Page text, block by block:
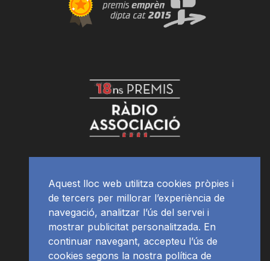
Aquest lloc web utilitza cookies pròpies i
de tercers per millorar l’experiència de
navegació, analitzar l’ús del servei i
mostrar publicitat personalitzada. En
continuar navegant, accepteu l’ús de
cookies segons la nostra política de